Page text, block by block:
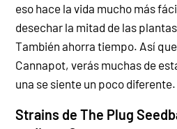
eso hace la vida mucho más
desechar la mitad de las
También ahorra tiempo. Así
Cannapot, verás muchas de
una se siente un poco
Strains de The Plug